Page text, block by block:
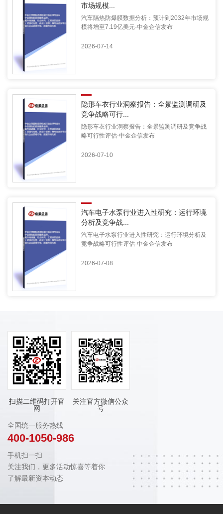
市场规模...
汽车隔热防爆膜数据分析：预计到2032年市场规
模将增至7.19亿美元-中金企信发布
2026-07-14
隐形车衣行业洞察报告：全景监测调研及
竞争战略可行...
隐形车衣行业洞察报告：全景监测调研及竞争战
略可行性评估-中金企信发布
2026-07-10
汽车电子水泵行业进入性研究：运行环境
分析及竞争战...
汽车电子水泵行业进入性研究：运行环境分析及
竞争战略可行性评估-中金企信发布
2026-07-08
扫描二维码打开官
网
关注官方微信公众
号
全国统一服务热线
400-1050-986
手机扫一扫
关注我们，更多活动惊喜等着你
了解最新资本动态